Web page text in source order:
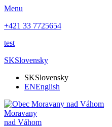
Menu
+421 33 7725654
test
SKSlovensky
SKSlovensky
ENEnglish
Moravany
nad Váhom